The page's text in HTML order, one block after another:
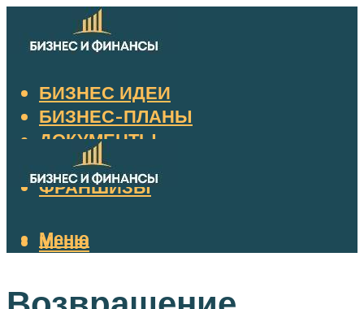
БИЗНЕС ИДЕИ
БИЗНЕС-ПЛАНЫ
ДОКУМЕНТЫ
НАЛОГИ
ФРАНШИЗЫ
Меню
Меню